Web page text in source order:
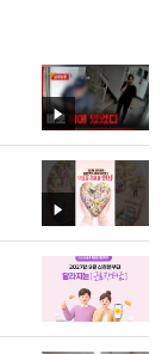
영
상
영
상